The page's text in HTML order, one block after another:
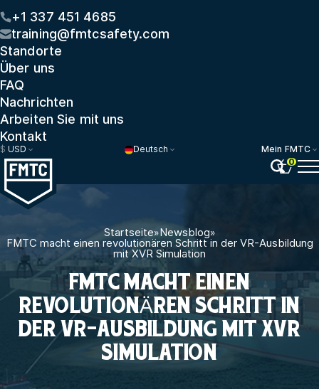
+1 337 451 4685
training@fmtcsafety.com
Standorte
Über uns
FAQ
Nachrichten
Arbeiten Sie mit uns
Kontakt
$ USD Deutsch
Mein FMTC
0
Startseite»Newsblog»
FMTC macht einen revolutionären Schritt in der VR-Ausbildung
mit XVR Simulation
FMTC MACHT EINEN
REVOLUTIONÄREN SCHRITT IN
DER VR-AUSBILDUNG MIT XVR
SIMULATION